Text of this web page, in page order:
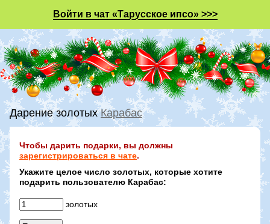
Войти в чат «Тарусское ипсо» >>>
Дарение золотыхКарабас
Чтобы дарить подарки, вы должны
зарегистрироваться в чате.
Укажите целое число золотых, которые хотите
подарить пользователю Карабас:
золотых